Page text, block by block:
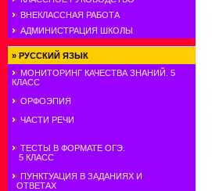
ВНЕКЛАССНАЯ РАБОТА
АДМИНИСТРАЦИЯ ШКОЛЫ
» РУССКИЙ ЯЗЫК
МОНИТОРИНГ КАЧЕСТВА ЗНАНИЙ. 5
КЛАСС
ОРФОЭПИЯ
ЧАСТИ РЕЧИ
ТЕСТЫ В ФОРМАТЕ ОГЭ.
5 КЛАСС
ПУНКТУАЦИЯ В ЗАДАНИЯХ И
ОТВЕТАХ